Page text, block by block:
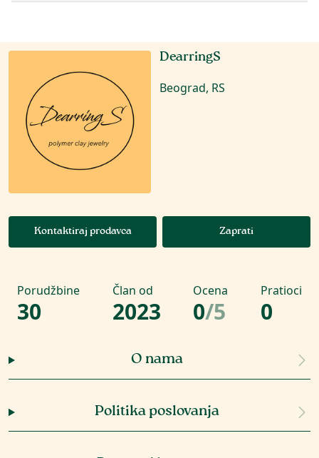
DearringS
Beograd, RS
Kontaktiraj prodavca Zaprati
Porudžbine
30
Član od
2023
Ocena
0/5
Pratioci
0
O nama
Politika poslovanja